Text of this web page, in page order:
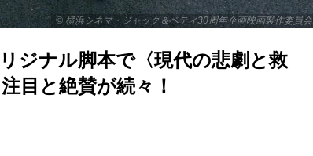
©︎ 横浜シネマ・ジャック＆ベティ30周年企画映画製作委員会
ジナル脚本で〈現代の悲劇と救
目と絶賛が続々！